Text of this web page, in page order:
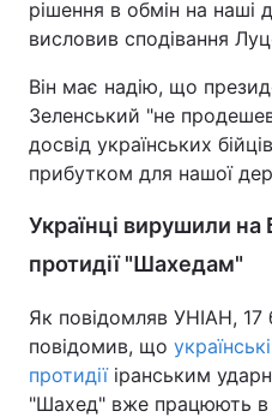
рішення в обмін на наші
висловив сподівання
Він має надію, що
Зеленський "не
досвід українських
прибутком для нашої
Українці вирушили на
протидії "Шахедам"
Як повідомляв УНІАН, 17
повідомив, що
протидіїіранським
"Шахед" вже працюють в